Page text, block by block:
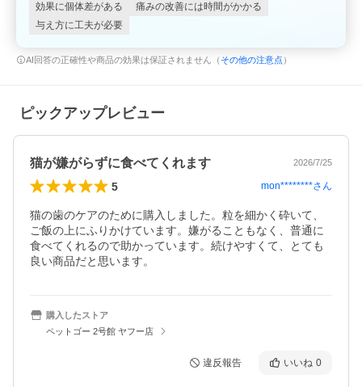
効果に個体差がある
痛みの改善には時間がかかる
与え方に工夫が必要
AI回答の正確性や商品の効果は保証されません（ その他の注意点 ）
ピックアップレビュー
猫が嫌がらずに食べてくれます 2026/7/25
5 mon********さん
猫の歯のケアのために購入しました。粒を細かく砕いて、
ご飯の上にふりかけています。嫌がることもなく、普通に
食べてくれるので助かっています。続けやすくて、とても
良い商品だと思います。
購入したストア
ペットゴー 2号館 ヤフー店
違反報告 いいね 0